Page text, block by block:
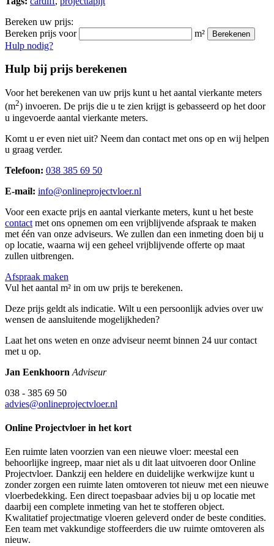
Bereken uw prijs:
Bereken prijs voor
m² Berekenen
Hulp nodig?
Hulp bij prijs berekenen
Voor het berekenen van uw prijs kunt u het aantal vierkante meters
(m2) invoeren. De prijs die u te zien krijgt is gebasseerd op het door
u ingevoerde aantal vierkante meters.
Komt u er even niet uit? Neem dan contact met ons op en wij helpen
u graag verder.
Telefoon: 038 385 69 50
E-mail: info@onlineprojectvloer.nl
Voor een exacte prijs en aantal vierkante meters, kunt u het beste
contact met ons opnemen om een vrijblijvende afspraak te maken
met één van onze adviseurs. We zullen dan een inmeting doen bij u
op locatie, waarna wij een geheel vrijblijvende offerte op maat
zullen uitbrengen.
Afspraak maken
Vul het aantal m² in om uw prijs te berekenen.
Deze prijs geldt als indicatie. Wilt u een persoonlijk advies over uw
wensen de aansluitende mogelijkheden?
Laat het ons weten en onze adviseur neemt binnen 24 uur contact
met u op.
Jan Eenkhoorn Adviseur
038 - 385 69 50
advies@onlineprojectvloer.nl
Online Projectvloer in het kort
Een ruimte laten voorzien van een nieuwe vloer: meestal een
behoorlijke ingreep, maar niet als u dit laat uitvoeren door Online
Projectvloer. Dankzij een heldere en duidelijke werkwijze kunt u
zonder zorgen een ruimte laten omtoveren tot nieuw met een nieuwe
vloerbedekking. Een direct toepasbaar advies bij u op locatie met
daarbij een complete inmeting van het te stofferen object.
Kwalitatief projectmatige vloeren geleverd onder de beste condities.
Een team met vakkundige stoffeerders die uw ruimte omtoveren als
nieuw.